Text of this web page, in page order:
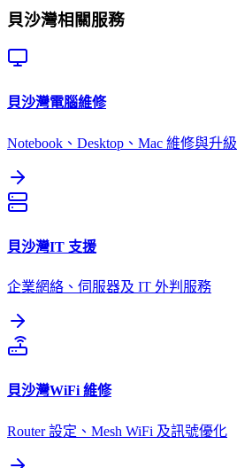
貝沙灣相關服務
貝沙灣電腦維修
Notebook、Desktop、Mac 維修與升級
貝沙灣IT 支援
企業網絡、伺服器及 IT 外判服務
貝沙灣WiFi 維修
Router 設定、Mesh WiFi 及訊號優化